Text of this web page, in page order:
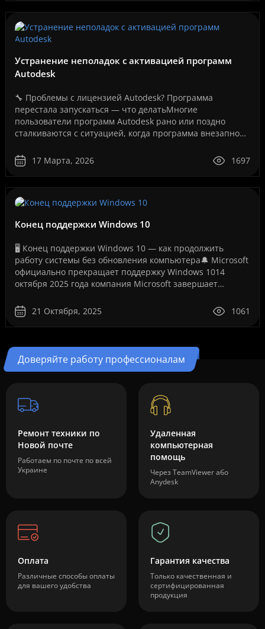
Устранение неполадок с активацией программ
Autodesk
🔧 Проблемы с лицензией Autodesk? Программа
перестала запускаться — что делатьМногие
пользователи программ Autodesk рано или поздно
сталкиваются с ситуацией, когда программа внезапно
ошибке лицензии.Эт..
17 Марта, 2026 1697
Конец поддержки Windows 10
🖥️ Конец поддержки Windows 10 — как продолжить
работу системы без обновления компьютера🔔 Microsoft
официально прекращает поддержку Windows 1014
октября 2025 года компания Microsoft завершает
10. Это ..21 Октября, 2025 1061
Доверяйте работу профессионалам
Ремонт техники по
Новой почте
Работаем по почте по всей
Украине
Удаленная
компьютерная
помощь
Через TeamViewer або
Anydesk
Оплата
Различные способы оплаты
для вашего удобства
Гарантия качества
Только качественная и
сертифицированная
продукция